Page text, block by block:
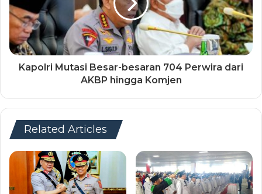
Kapolri Mutasi Besar-besaran 704 Perwira dari
AKBP hingga Komjen
Related Articles